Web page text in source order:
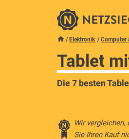
Elektronik Computer
Tablet
Die 7 besten
Wir vergleichen,
Sie Ihren Kauf